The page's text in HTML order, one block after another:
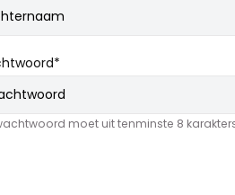
moet uit tenminste 8